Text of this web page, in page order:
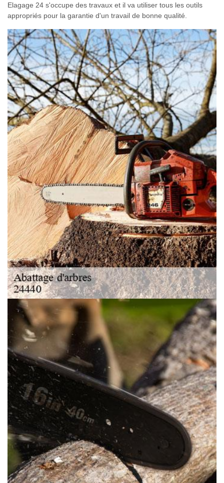
Elagage 24 s'occupe des travaux et il va utiliser tous les outils
appropriés pour la garantie d'un travail de bonne qualité.